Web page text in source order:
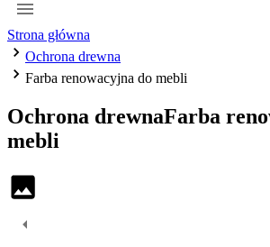
Strona główna
Ochrona drewna
Farba renowacyjna do mebli
Ochrona drewnaFarba
mebli